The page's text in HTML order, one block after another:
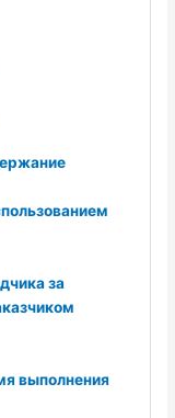
за
выполнения